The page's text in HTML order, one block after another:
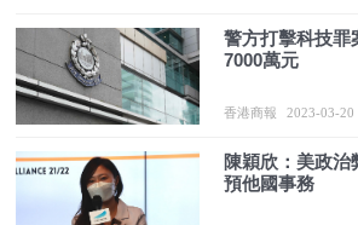
警方打擊科技罪
7000萬元
香港商報 2023-03-20
陳穎欣：美政治
預他國事務